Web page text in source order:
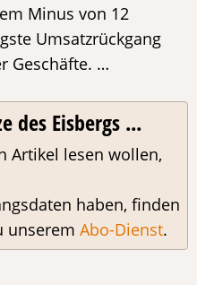
Minus von 12
Umsatzrückgang
Geschäfte. …
des Eisbergs ...
Artikel lesen wollen,
haben, finden
unserem Abo-Dienst.